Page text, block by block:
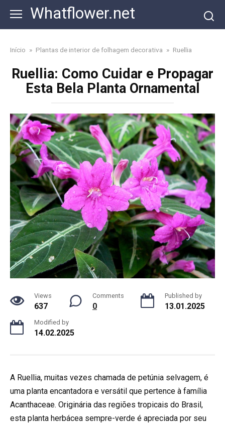
content
Whatflower.net
Início » Plantas de interior de folhagem decorativa » Ruellia
Ruellia: Como Cuidar e Propagar
Esta Bela Planta Ornamental
Views
637
Comments
0
Published by
13.01.2025
Modified by
14.02.2025
A Ruellia, muitas vezes chamada de petúnia selvagem, é
uma planta encantadora e versátil que pertence à família
Acanthaceae. Originária das regiões tropicais do Brasil,
esta planta herbácea sempre-verde é apreciada por seu